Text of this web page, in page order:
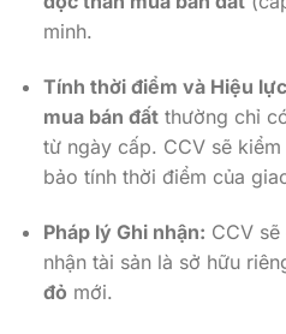
minh.
Tính thời điểm và Hiệu
mua bán đấtthường chỉ
từ ngày cấp. CCV sẽ
bảo tính thời điểm của
Pháp lý Ghi nhận: CCV
nhận tài sản là sở hữu
đỏ mới.